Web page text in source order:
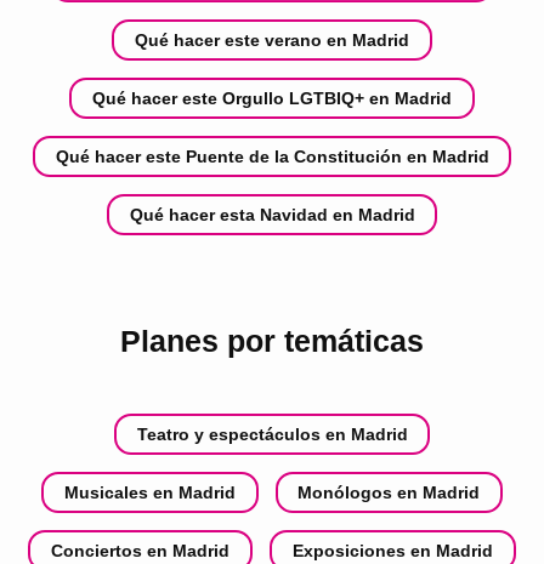
Qué hacer este verano en Madrid
Qué hacer este Orgullo LGTBIQ+ en Madrid
Qué hacer este Puente de la Constitución en Madrid
Qué hacer esta Navidad en Madrid
Planes por temáticas
Teatro y espectáculos en Madrid
Musicales en Madrid Monólogos en Madrid
Conciertos en Madrid Exposiciones en Madrid